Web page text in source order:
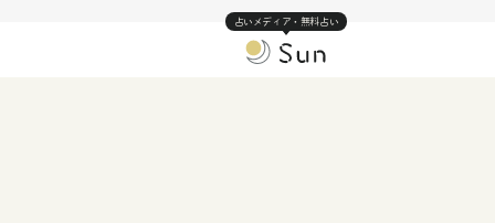
占いメディア・無料占い